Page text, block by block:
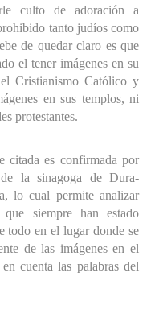
culto de adoración a
tanto judíos como
de quedar claro es que
el tener imágenes en su
Cristianismo Católico y
en sus templos, ni
protestantes.
citada es confirmada por
de la sinagoga de Dura-
lo cual permite analizar
siempre han estado
todo en el lugar donde se
de las imágenes en el
cuenta las palabras del